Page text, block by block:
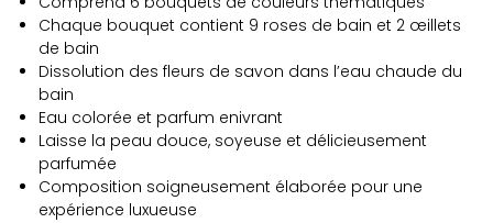
Chaque bouquet contient 9 roses de bain et 2 œillets
de bain
Dissolution des fleurs de savon dans l’eau chaude du
bain
Eau colorée et parfum enivrant
Laisse la peau douce, soyeuse et délicieusement
parfumée
Composition soigneusement élaborée pour une
expérience luxueuse